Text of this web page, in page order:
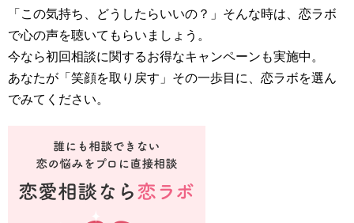
「この気持ち、どうしたらいいの？」そんな時は、恋ラボ
で心の声を聴いてもらいましょう。
今なら初回相談に関するお得なキャンペーンも実施中。
あなたが「笑顔を取り戻す」その一歩目に、恋ラボを選ん
でみてください。